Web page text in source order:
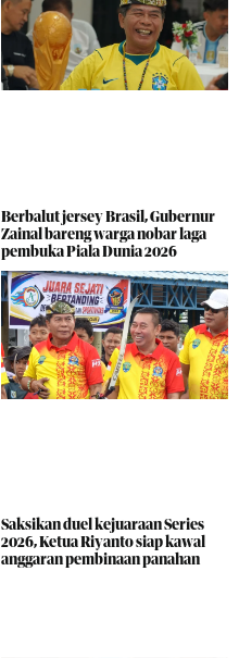
Berbalut jersey Brasil, Gubernur
Zainal bareng warga nobar laga
pembuka Piala Dunia 2026
Saksikan duel kejuaraan Series
2026, Ketua Riyanto siap kawal
anggaran pembinaan panahan